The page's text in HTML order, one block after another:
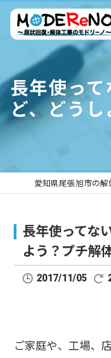
長年使っ
ど、どう
長年使ってな
よう？プチ解
2017/11/05
ご家庭や、工場、